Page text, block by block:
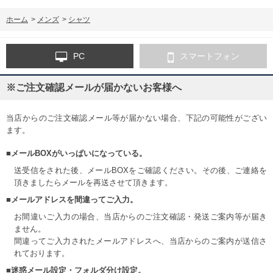
ホーム > メンズ > シャツ
PC スマートフォン
※ご注文確認メールが届かないお客様へ
当店からのご注文確認メール等が届かない場合、下記の可能性がござい
ます。
■メールBOXがいっぱいになっている。
送受信をされた後、メールBOXをご確認ください。その後、ご連絡を
頂きましたらメールを再送させて頂きます。
■メールアドレスを間違ってご入力。
お間違いご入力の場合、当店からのご注文確認・発送ご案内等が届き
ません。
間違ってご入力されたメールアドレスへ、当店からのご案内が送信さ
れております。
■迷惑メール設定・フォルダ分け設定。